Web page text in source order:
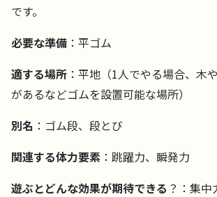
です。
必要な準備 ：平ゴム
適する場所 ：平地（1人でやる場合、木
があるなどゴムを設置可能な場所）
別名 ：ゴム段、段とび
関連する体力要素 ：跳躍力、瞬発力
遊ぶとどんな効果が期待できる ？：集